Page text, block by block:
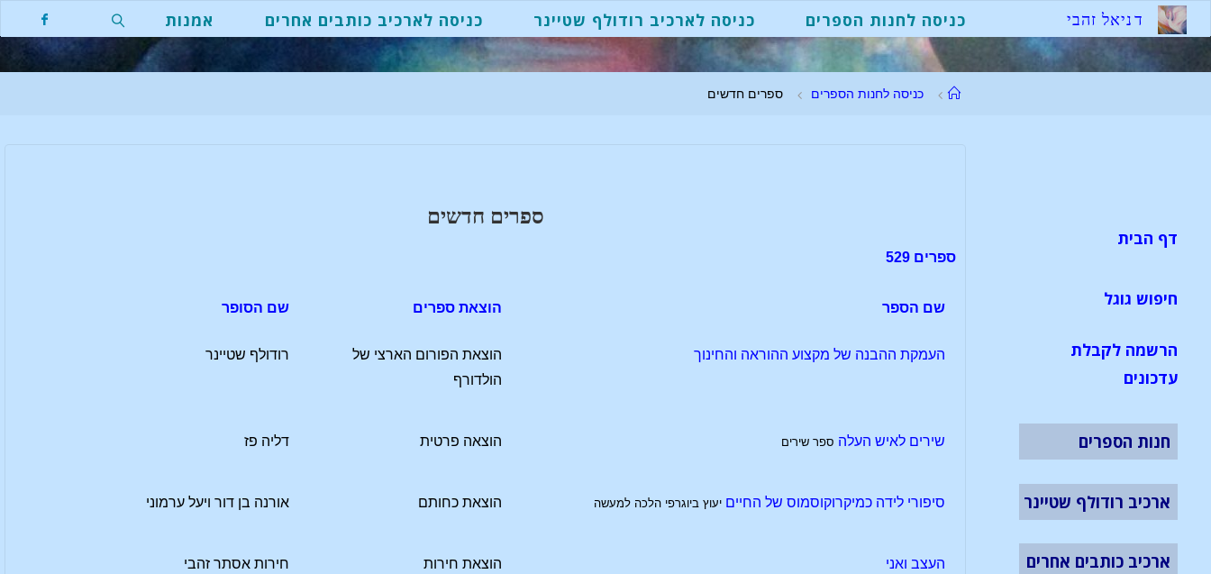
לתוכן
דניאל זהבי כניסה לחנות הספרים כניסה לארכיב רודולף שטיינר כניסה לארכיב כותבים אחרים
אמנות
חפשו
עמודכניסה לחנות הספרים ספרים חדשים
ספרים חדשים
ספרים 529
שם הספר הוצאת ספרים שם הסופר
העמקת ההבנה של מקצוע ההוראה והחינוך
הוצאת הפורום הארצי של
הולדורף
רודולף שטיינר
שירים לאיש העלה ספר שירים הוצאה פרטית דליה פז
סיפורי לידה כמיקרוקוסמוס של החיים יעוץ ביוגרפי הלכה למעשה הוצאת כחותם אורנה בן דור ויעל ערמוני
העצב ואני הוצאת חירות חירות אסתר זהבי
דף הבית
חיפוש גוגל
הרשמה לקבלת
עדכונים
חנות הספרים
ארכיב רודולף שטיינר
ארכיב כותבים אחרים